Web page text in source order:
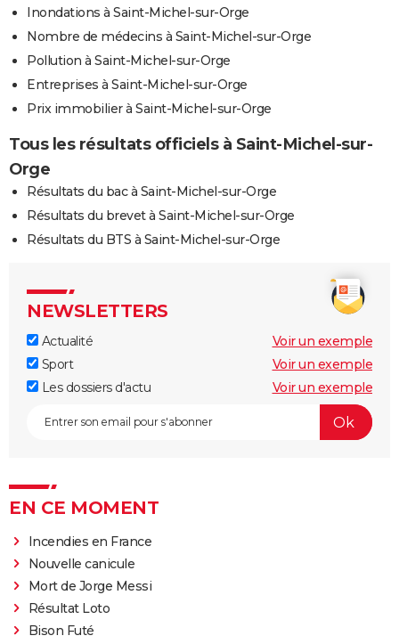
Inondations à Saint-Michel-sur-Orge
Nombre de médecins à Saint-Michel-sur-Orge
Pollution à Saint-Michel-sur-Orge
Entreprises à Saint-Michel-sur-Orge
Prix immobilier à Saint-Michel-sur-Orge
Tous les résultats officiels à Saint-Michel-sur-
Orge
Résultats du bac à Saint-Michel-sur-Orge
Résultats du brevet à Saint-Michel-sur-Orge
Résultats du BTS à Saint-Michel-sur-Orge
NEWSLETTERS
Actualité
Voir un exemple
Sport
Voir un exemple
Les dossiers d'actu
Voir un exemple
EN CE MOMENT
Incendies en France
Nouvelle canicule
Mort de Jorge Messi
Résultat Loto
Bison Futé